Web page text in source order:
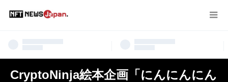
CryptoNinja絵本企画「にんにんにん